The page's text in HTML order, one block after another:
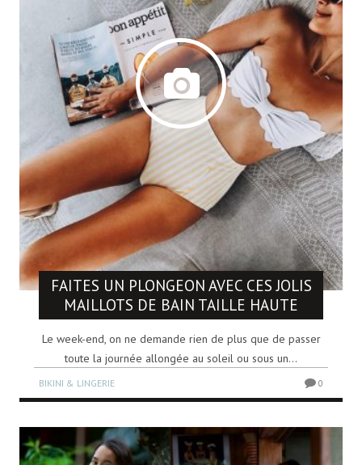
FAITES UN PLONGEON AVEC CES JOLIS
MAILLOTS DE BAIN TAILLE HAUTE
Le week-end, on ne demande rien de plus que de passer
toute la journée allongée au soleil ou sous un...
BIKINI & LINGERIE 0